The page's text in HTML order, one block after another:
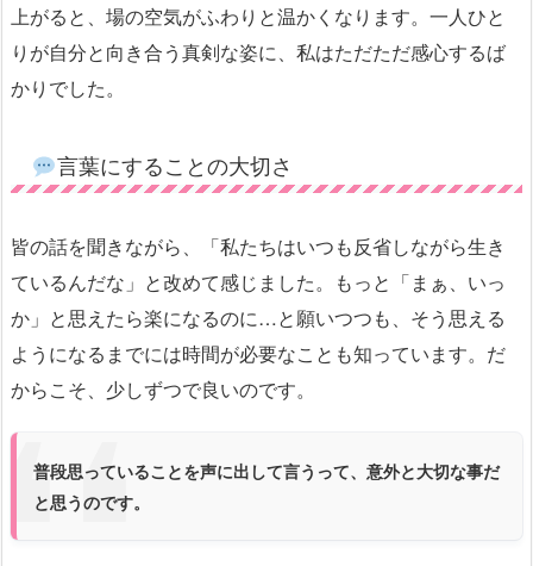
上がると、場の空気がふわりと温かくなります。一人ひと
りが自分と向き合う真剣な姿に、私はただただ感心するば
かりでした。
言葉にすることの大切さ
皆の話を聞きながら、「私たちはいつも反省しながら生き
ているんだな」と改めて感じました。もっと「まぁ、いっ
か」と思えたら楽になるのに…と願いつつも、そう思える
ようになるまでには時間が必要なことも知っています。だ
からこそ、少しずつで良いのです。
普段思っていることを声に出して言うって、意外と大切な事だ
と思うのです。